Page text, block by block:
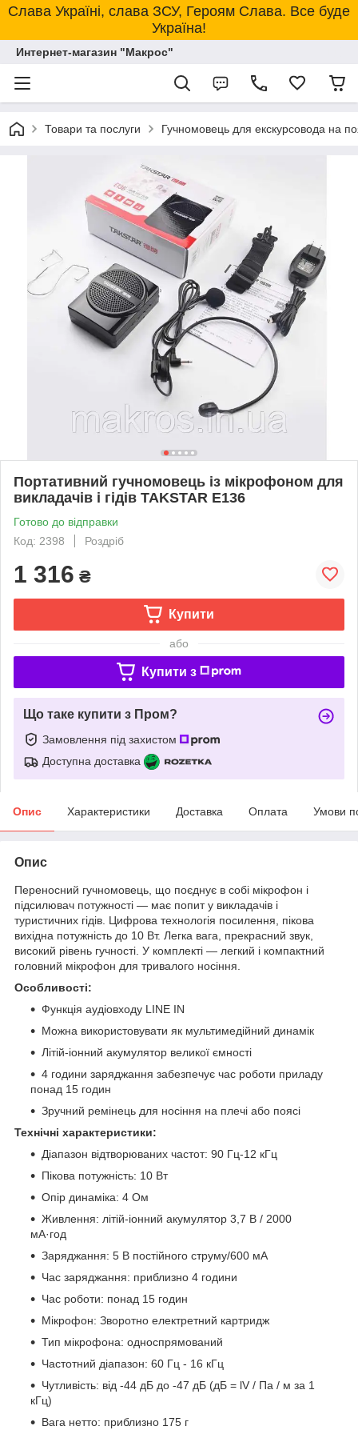
Слава Україні, слава ЗСУ, Героям Слава. Все буде
Україна!
Интернет-магазин "Макрос"
Товари та послуги Гучномовець для екскурсовода на
Портативний гучномовець із мікрофоном для
викладачів і гідів TAKSTAR E136
Готово до відправки
Код: 2398
Роздріб
1 316 ₴
Купити
або
Купити з
Що таке купити з Пром?
Замовлення під захистом
Доступна доставка
Опис Характеристики Доставка Оплата Умови
Опис
Переносний гучномовець, що поєднує в собі мікрофон і
підсилювач потужності — має попит у викладачів і
туристичних гідів. Цифрова технологія посилення, пікова
вихідна потужність до 10 Вт. Легка вага, прекрасний звук,
високий рівень гучності. У комплекті — легкий і компактний
головний мікрофон для тривалого носіння.
Особливості:
Функція аудіовходу LINE IN
Можна використовувати як мультимедійний динамік
Літій-іонний акумулятор великої ємності
4 години заряджання забезпечує час роботи приладу
понад 15 годин
Зручний ремінець для носіння на плечі або поясі
Технічні характеристики:
Діапазон відтворюваних частот: 90 Гц-12 кГц
Пікова потужність: 10 Вт
Опір динаміка: 4 Ом
Живлення: літій-іонний акумулятор 3,7 В / 2000
мА·год
Заряджання: 5 В постійного струму/600 мА
Час заряджання: приблизно 4 години
Час роботи: понад 15 годин
Мікрофон: Зворотно електретний картридж
Тип мікрофона: односпрямований
Частотний діапазон: 60 Гц - 16 кГц
Чутливість: від -44 дБ до -47 дБ (дБ = lV / Па / м за 1
кГц)
Вага нетто: приблизно 175 г